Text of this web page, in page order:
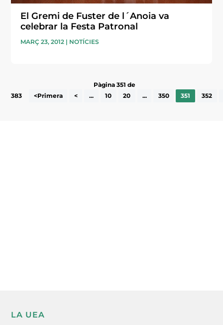
El Gremi de Fuster de l´Anoia va
celebrar la Festa Patronal
MARÇ 23, 2012 | NOTÍCIES
Pàgina 351 de
383
<Primera < ... 10 20 ... 350 351 352
LA UEA